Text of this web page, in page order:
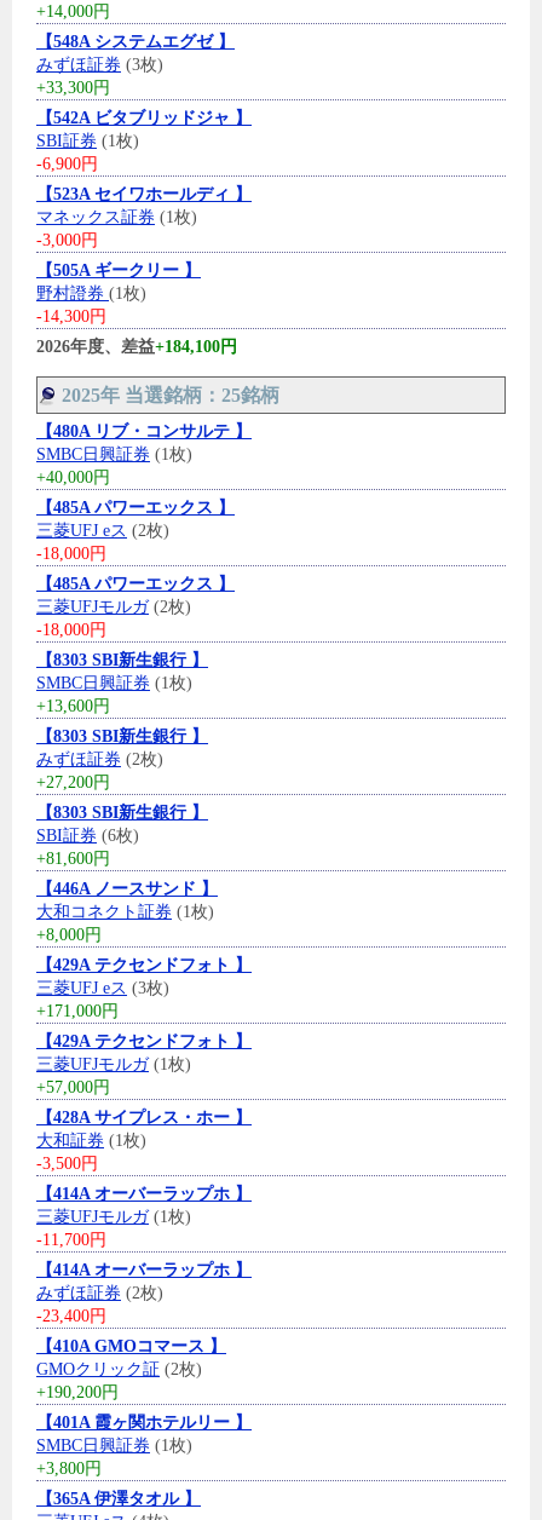
+14,000円
【548A システムエグゼ 】
みずほ証券 (3枚)
+33,300円
【542A ビタブリッドジャ 】
SBI証券 (1枚)
-6,900円
【523A セイワホールディ 】
マネックス証券 (1枚)
-3,000円
【505A ギークリー 】
野村證券 (1枚)
-14,300円
2026年度、差益+184,100円
2025年 当選銘柄：25銘柄
【480A リブ・コンサルテ 】
SMBC日興証券 (1枚)
+40,000円
【485A パワーエックス 】
三菱UFJ eス (2枚)
-18,000円
【485A パワーエックス 】
三菱UFJモルガ(2枚)
-18,000円
【8303 SBI新生銀行 】
SMBC日興証券 (1枚)
+13,600円
【8303 SBI新生銀行 】
みずほ証券 (2枚)
+27,200円
【8303 SBI新生銀行 】
SBI証券 (6枚)
+81,600円
【446A ノースサンド 】
大和コネクト証券 (1枚)
+8,000円
【429A テクセンドフォト 】
三菱UFJ eス (3枚)
+171,000円
【429A テクセンドフォト 】
三菱UFJモルガ(1枚)
+57,000円
【428A サイプレス・ホー 】
大和証券 (1枚)
-3,500円
【414A オーバーラップホ 】
三菱UFJモルガ(1枚)
-11,700円
【414A オーバーラップホ 】
みずほ証券 (2枚)
-23,400円
【410A GMOコマース 】
GMOクリック証 (2枚)
+190,200円
【401A 霞ヶ関ホテルリー 】
SMBC日興証券 (1枚)
+3,800円
【365A 伊澤タオル 】